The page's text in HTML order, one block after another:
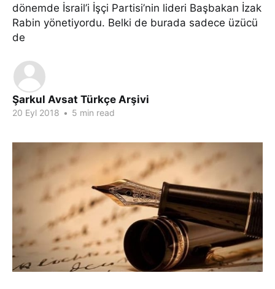
dönemde İsrail’i İşçi Partisi’nin lideri Başbakan İzak
Rabin yönetiyordu. Belki de burada sadece üzücü
de
Şarkul Avsat Türkçe Arşivi
20 Eyl 2018 • 5 min read